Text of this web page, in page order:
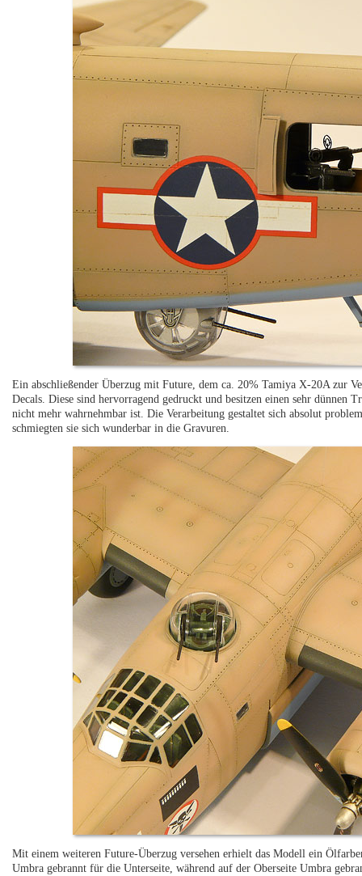
Ein abschließender Überzug mit Future, dem ca. 20% Tamiya X-20A zur
Decals. Diese sind hervorragend gedruckt und besitzen einen sehr dünnen
nicht mehr wahrnehmbar ist. Die Verarbeitung gestaltet sich absolut
schmiegten sie sich wunderbar in die Gravuren.
Mit einem weiteren Future-Überzug versehen erhielt das Modell ein
Umbra gebrannt für die Unterseite, während auf der Oberseite Umbra